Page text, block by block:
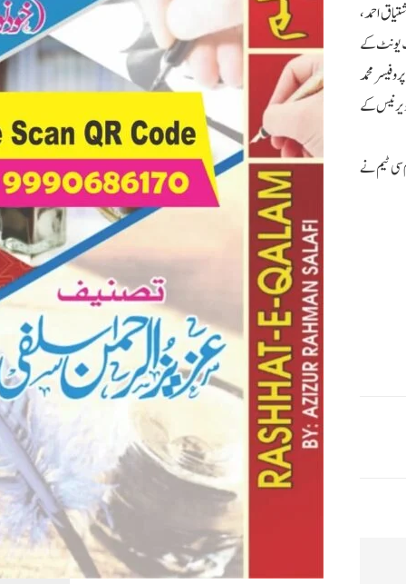
احمد،
یونٹ کے
محمد
کے
سی ٹیم نے